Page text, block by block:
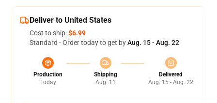
Deliver to United States
Cost to ship:$6.99
Standard - Order today to get byAug. 15 - Aug. 22
Production
Today
Shipping
Aug. 11
Delivered
Aug. 15 - Aug. 22